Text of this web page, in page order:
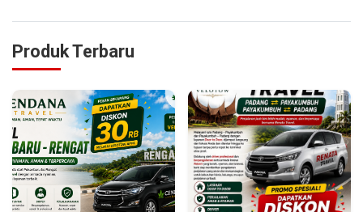
Produk Terbaru